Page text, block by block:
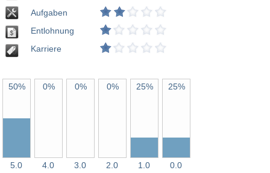
Aufgaben
Entlohnung
Karriere
50%
5.0
0%
4.0
0%
3.0
0%
2.0
25%
1.0
25%
0.0